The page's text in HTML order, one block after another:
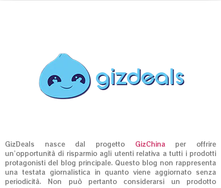
GizDeals nasce dal progetto GizChinaper offrire
un’opportunità di risparmio agli utenti relativa a tutti i prodotti
protagonisti del blog principale. Questo blog non rappresenta
una testata giornalistica in quanto viene aggiornato senza
periodicità. Non può pertanto considerarsi un prodotto